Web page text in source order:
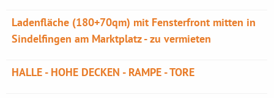
Ladenfläche (180+70qm) mit Fensterfront mitten in
Sindelfingen am Marktplatz - zu vermieten
HALLE - HOHE DECKEN - RAMPE - TORE